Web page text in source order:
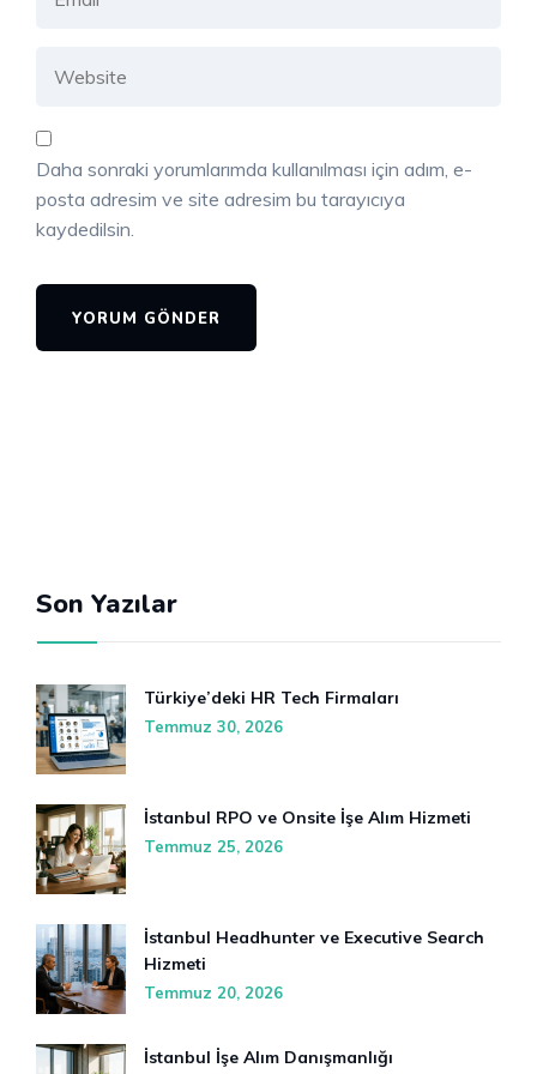
Daha sonraki yorumlarımda kullanılması için adım, e-
posta adresim ve site adresim bu tarayıcıya
kaydedilsin.
Son Yazılar
Türkiye’deki HR Tech Firmaları
Temmuz 30, 2026
İstanbul RPO ve Onsite İşe Alım Hizmeti
Temmuz 25, 2026
İstanbul Headhunter ve Executive Search
Hizmeti
Temmuz 20, 2026
İstanbul İşe Alım Danışmanlığı